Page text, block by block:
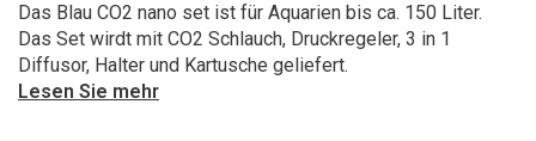
Das Blau CO2 nano set ist für Aquarien bis ca. 150 Liter.
Das Set wirdt mit CO2 Schlauch, Druckregeler, 3 in 1
Diffusor, Halter und Kartusche geliefert.
Lesen Sie mehr